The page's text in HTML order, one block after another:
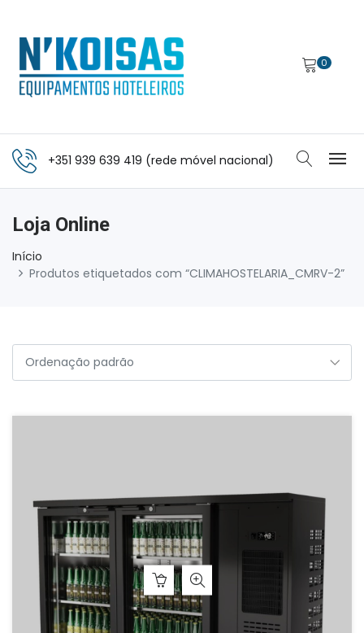
0
+351 939 639 419 (rede móvel nacional)
Loja Online
Início
Produtos etiquetados com “CLIMAHOSTELARIA_CMRV-2”